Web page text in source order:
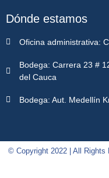
Dónde estamos
Oficina administrativa:
Bodega: Carrera 23 #
del Cauca
Bodega: Aut. Medellín
© Copyright 2022 | All Rights